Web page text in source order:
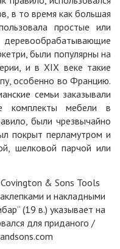
в то время как большая
простые или
были популярны на
и в XIX веке такие
особенно во Францию.
семьи заказывали
комплекты мебели в
были чрезвычайно
покрыт перламутром и
шелковой парчой или
и накладными
(19 в.) указывает на
для приданого /